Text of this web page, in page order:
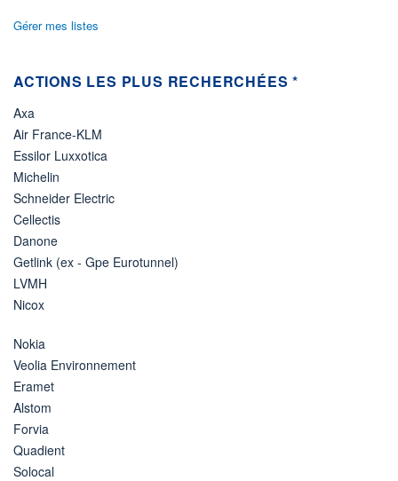
0,0000
- -
07.08.26 / 22:00:00
ÉLIGIBILITÉ
Non éligible
Boursobank
Gérer mes listes
ACTIONS LES PLUS RECHERCHÉES *
Axa
Air France-KLM
Essilor Luxxotica
Michelin
Schneider Electric
Cellectis
Danone
Getlink (ex - Gpe Eurotunnel)
LVMH
Nicox
Nokia
Veolia Environnement
Eramet
Alstom
Forvia
Quadient
Solocal